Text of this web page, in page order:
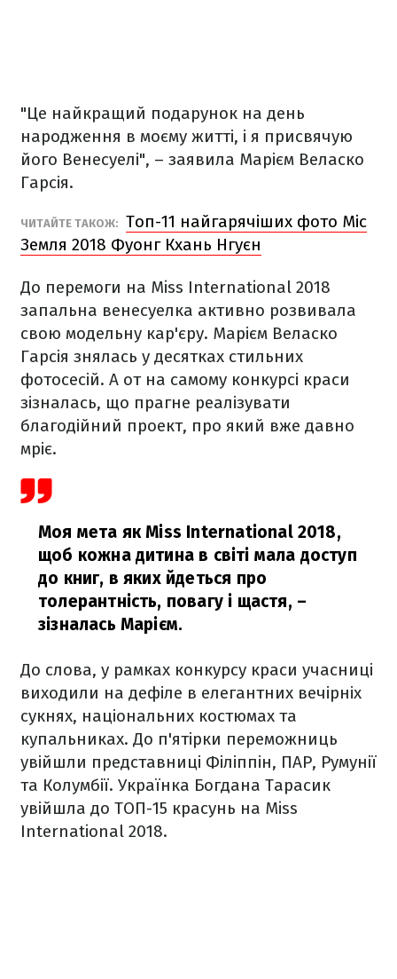
"Це найкращий подарунок на день
народження в моєму житті, і я присвячую
його Венесуелі", – заявила Марієм Веласко
Гарсія.
ЧИТАЙТЕ ТАКОЖ: Топ-11 найгарячіших фото Міс
Земля 2018 Фуонг Кхань Нгуєн
До перемоги на Miss International 2018
запальна венесуелка активно розвивала
свою модельну кар'єру. Марієм Веласко
Гарсія знялась у десятках стильних
фотосесій. А от на самому конкурсі краси
зізналась, що прагне реалізувати
благодійний проект, про який вже давно
мріє.
Моя мета як Miss International 2018,
щоб кожна дитина в світі мала доступ
до книг, в яких йдеться про
толерантність, повагу і щастя, –
зізналась Марієм.
До слова, у рамках конкурсу краси учасниці
виходили на дефіле в елегантних вечірніх
сукнях, національних костюмах та
купальниках. До п'ятірки переможниць
увійшли представниці Філіппін, ПАР, Румунії
та Колумбії. Українка Богдана Тарасик
увійшла до ТОП-15 красунь на Miss
International 2018.